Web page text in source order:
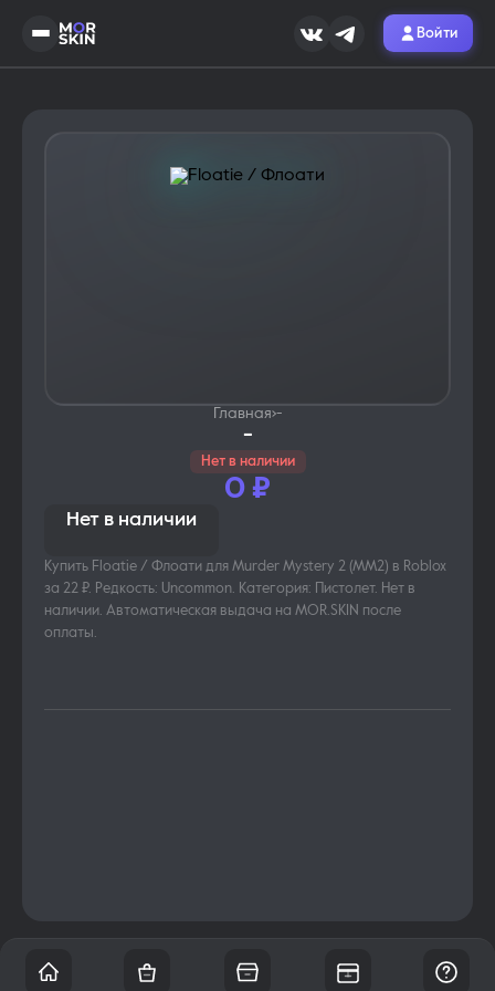
Войти
Главная›-
-
Нет в наличии
0 ₽
Нет в наличии
Купить Floatie / Флоати для Murder Mystery 2 (MM2) в Roblox
за 22 ₽. Редкость: Uncommon. Категория: Пистолет. Нет в
наличии. Автоматическая выдача на MOR.SKIN после
оплаты.